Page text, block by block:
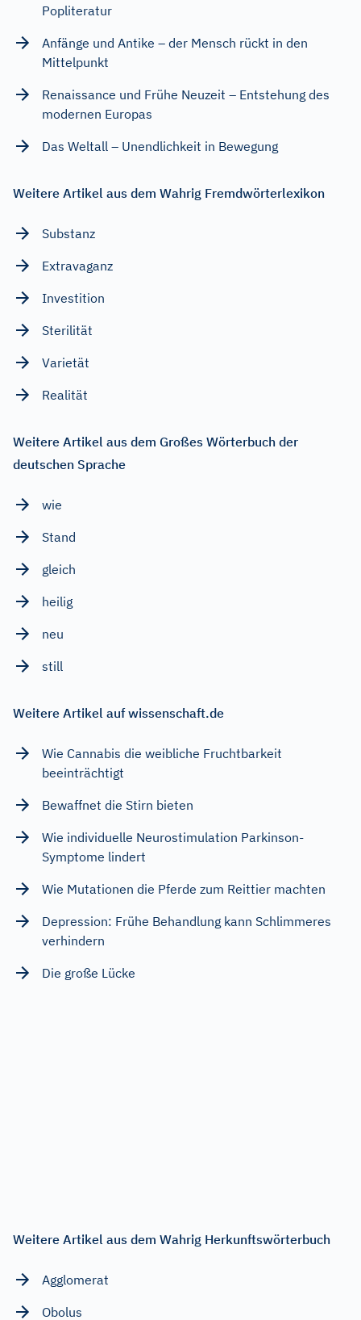
Popliteratur
Anfänge und Antike – der Mensch rückt in den
Mittelpunkt
Renaissance und Frühe Neuzeit – Entstehung des
modernen Europas
Das Weltall – Unendlichkeit in Bewegung
Weitere Artikel aus dem Wahrig Fremdwörterlexikon
Substanz
Extravaganz
Investition
Sterilität
Varietät
Realität
Weitere Artikel aus dem Großes Wörterbuch der
deutschen Sprache
wie
Stand
gleich
heilig
neu
still
Weitere Artikel auf wissenschaft.de
Wie Cannabis die weibliche Fruchtbarkeit
beeinträchtigt
Bewaffnet die Stirn bieten
Wie individuelle Neurostimulation Parkinson-
Symptome lindert
Wie Mutationen die Pferde zum Reittier machten
Depression: Frühe Behandlung kann Schlimmeres
verhindern
Die große Lücke
Weitere Artikel aus dem Wahrig Herkunftswörterbuch
Agglomerat
Obolus